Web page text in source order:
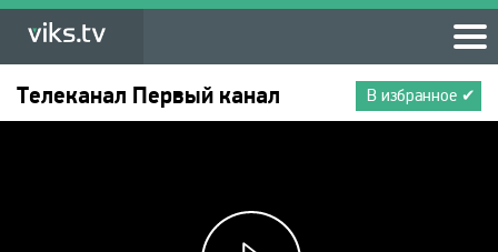
В избранное ✔
Телеканал Первый канал